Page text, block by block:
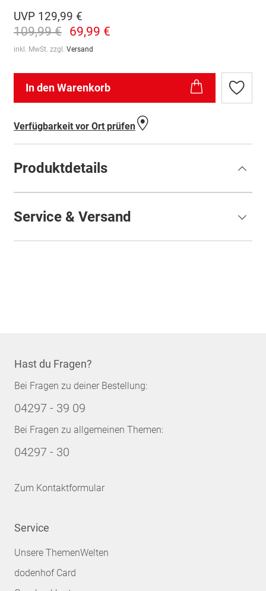
UVP 129,99 €
109,99 € 69,99 €
inkl. MwSt. zzgl. Versand
In den Warenkorb
Zur
Verfügbarkeit vor Ort prüfen
Produktdetails
Service & Versand
Hast du Fragen?
Bei Fragen zu deiner Bestellung:
04297 - 39 09
Bei Fragen zu allgemeinen Themen:
04297 - 30
Zum Kontaktformular
Service
Unsere ThemenWelten
dodenhof Card